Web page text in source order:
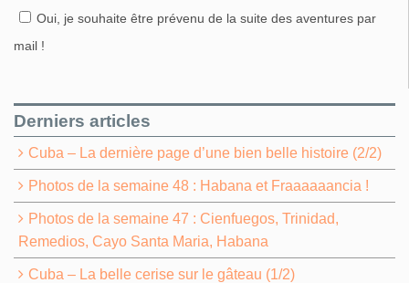
Oui, je souhaite être prévenu de la suite des aventures par
mail !
Derniers articles
Cuba – La dernière page d’une bien belle histoire (2/2)
Photos de la semaine 48 : Habana et Fraaaaaancia !
Photos de la semaine 47 : Cienfuegos, Trinidad,
Remedios, Cayo Santa Maria, Habana
Cuba – La belle cerise sur le gâteau (1/2)